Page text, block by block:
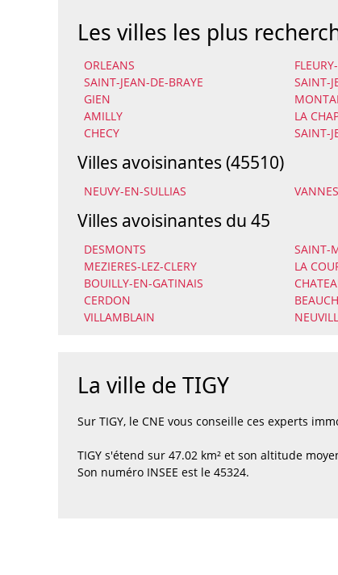
Les villes les plus
ORLEANS
SAINT-JEAN-DE-BRAYE
SAINT-
GIEN
AMILLY
LA
CHECY
SAINT-
Villes avoisinantes (45510)
NEUVY-EN-SULLIAS
Villes avoisinantes du 45
DESMONTS SAINT-
MEZIERES-LEZ-CLERY
LA
BOUILLY-EN-GATINAIS
CERDON
VILLAMBLAIN
La ville de TIGY
Sur TIGY, le CNE vous conseille ces experts
TIGY s'étend sur 47.02 km² et son altitude
Son numéro INSEE est le 45324.